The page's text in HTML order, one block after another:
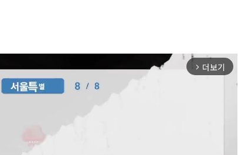
arrow_forward_ios 더보기